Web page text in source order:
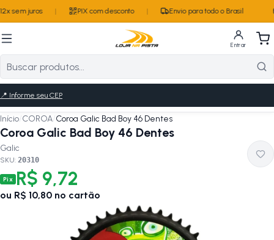
sem juros PIX com desconto Envio para todo o Brasil
Entrar
📍 Informe seu CEP
Início/COROA/Coroa Galic Bad Boy 46 Dentes
Coroa Galic Bad Boy 46 Dentes
Galic
SKU: 20310
Pix R$ 9,72
ou R$ 10,80 no cartão